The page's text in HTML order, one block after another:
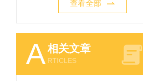
查看全部
A相关文章
RTICLES